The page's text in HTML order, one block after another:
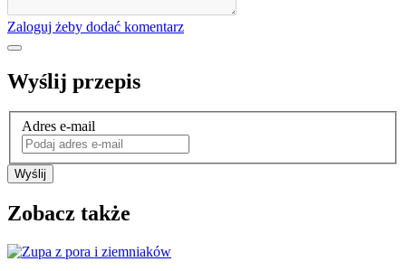
Zaloguj żeby dodać komentarz
Wyślij przepis
Adres e-mail
Wyślij
Zobacz także